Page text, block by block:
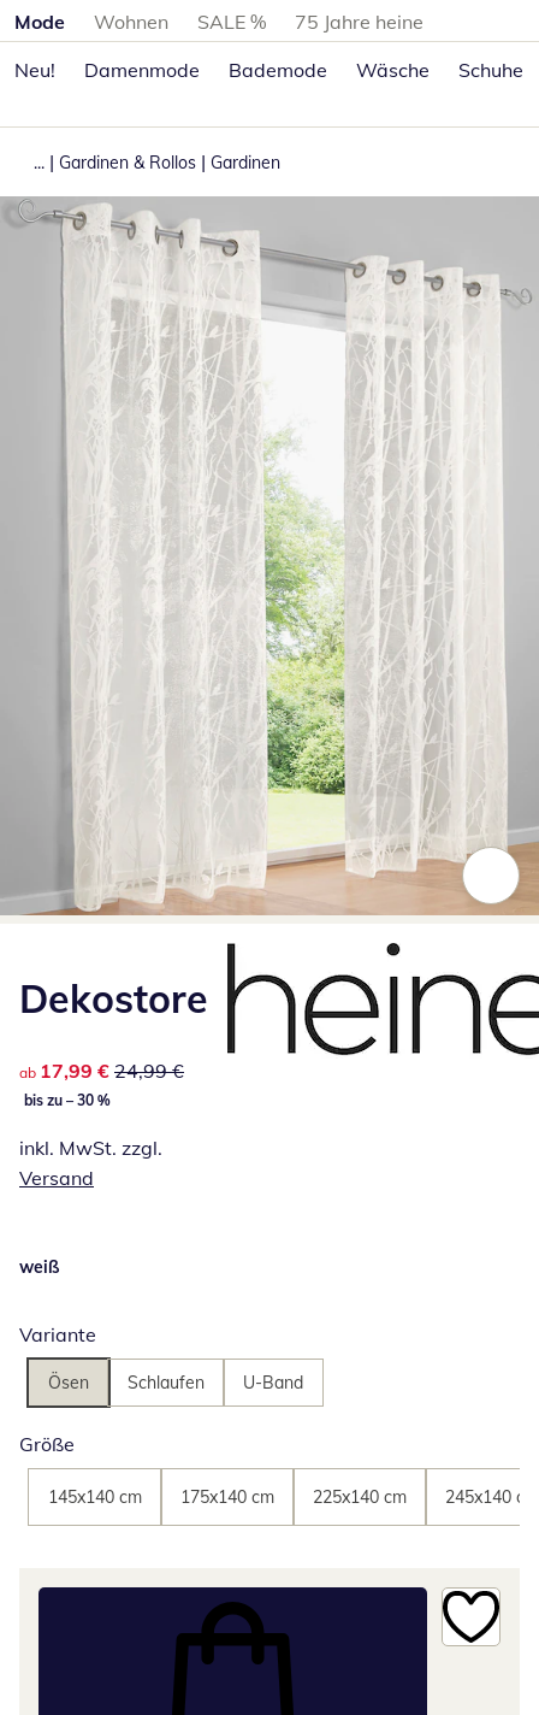
Produktkategorien überspringen
Mode Wohnen SALE %
75 Jahre heine
Neu!
Damenmode Bademode Wäsche Schuhe
... | Gardinen & Rollos | Gardinen
Dekostore
reduzierter Preis 17,99 €, vorheriger Preis: 24,99 €
ab 17,99 € 24,99 €
bis zu – 30 %
inkl. MwSt. zzgl.
Versand
weiß
Variante
Ösen Schlaufen U-Band
Größe
145x140 cm 175x140 cm 225x140 cm 245x140 cm